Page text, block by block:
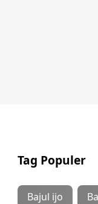
Tag Populer
Bajul ijo